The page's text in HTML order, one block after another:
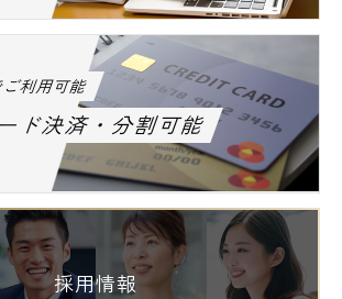
利用可能
ド決済・分割可能
採用情報